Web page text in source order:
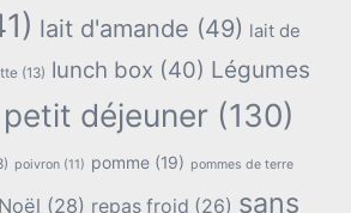
lait d'amande (49)
lait de
(13) lunch box (40) Légumes
petit déjeuner (130)
poivron (11) pomme (19) pommes de terre
(28) repas froid (26) sans